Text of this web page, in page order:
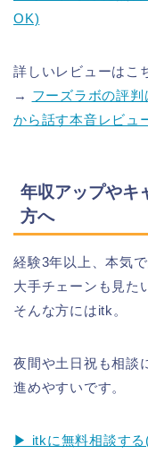
OK)
詳しいレビューはこ
→ フーズラボの評
から話す本音レビュ
年収アップやキ
方へ
経験3年以上、本気
大手チェーンも見た
そんな方にはitk。
夜間や土日祝も相談
進めやすいです。
▶ itkに無料相談する